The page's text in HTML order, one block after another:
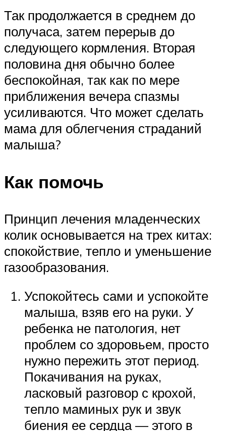
Так продолжается в среднем до
получаса, затем перерыв до
следующего кормления. Вторая
половина дня обычно более
беспокойная, так как по мере
приближения вечера спазмы
усиливаются. Что может сделать
мама для облегчения страданий
малыша?
Как помочь
Принцип лечения младенческих
колик основывается на трех китах:
спокойствие, тепло и уменьшение
газообразования.
Успокойтесь сами и успокойте
малыша, взяв его на руки. У
ребенка не патология, нет
проблем со здоровьем, просто
нужно пережить этот период.
Покачивания на руках,
ласковый разговор с крохой,
тепло маминых рук и звук
биения ее сердца — этого в